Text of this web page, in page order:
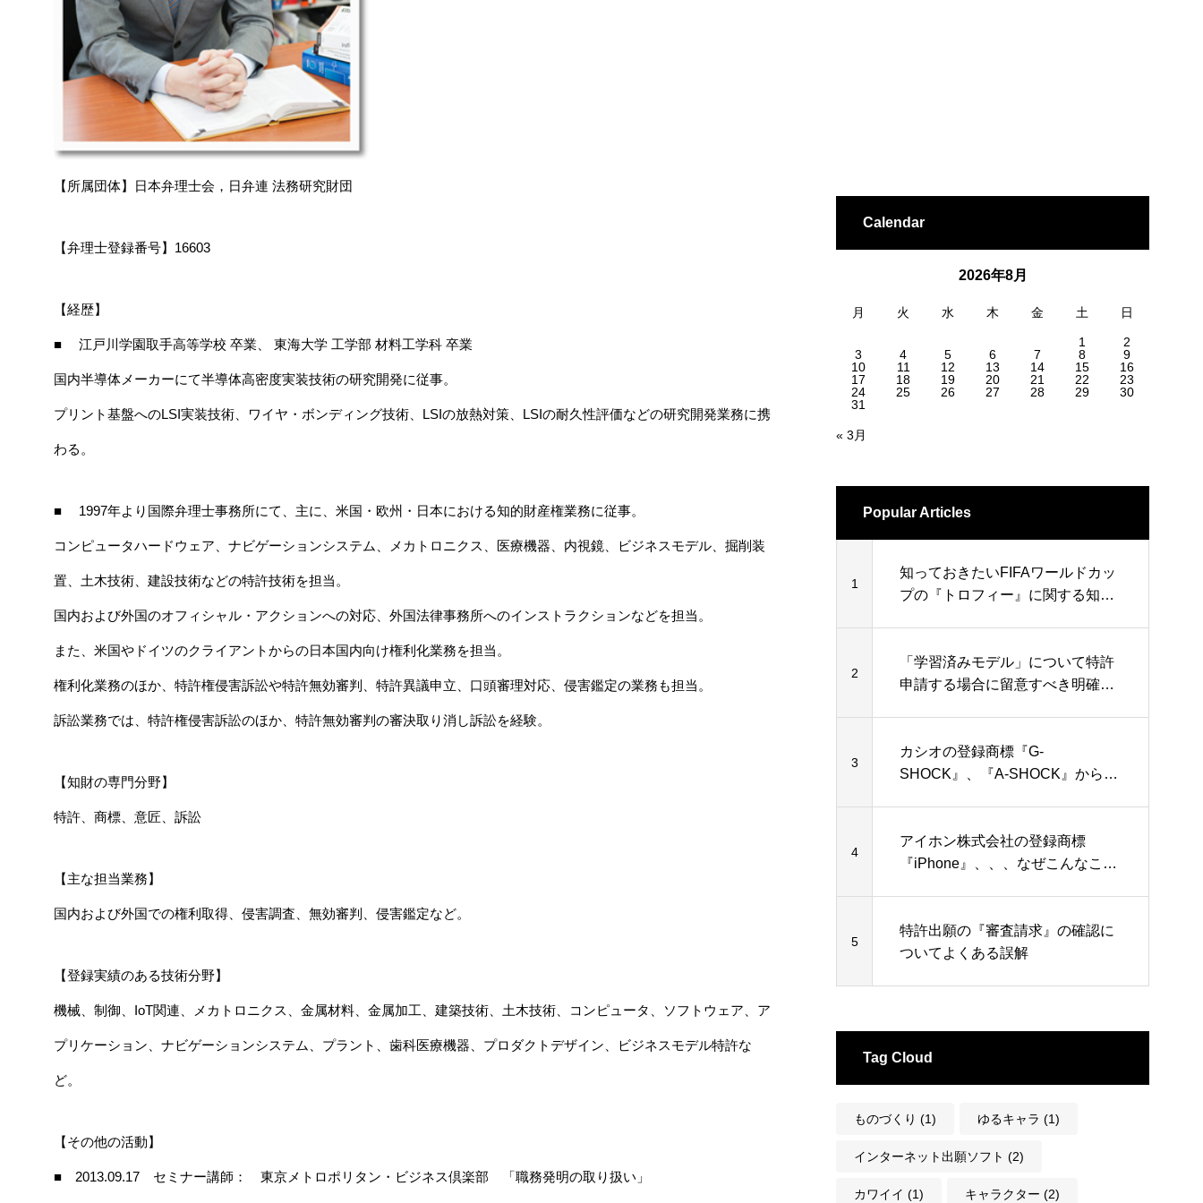
【所属団体】日本弁理士会，日弁連 法務研究財団
【弁理士登録番号】16603
【経歴】
■ 江戸川学園取手高等学校 卒業、 東海大学 工学部 材料工学科 卒業
国内半導体メーカーにて半導体高密度実装技術の研究開発に従事。
プリント基盤へのLSI実装技術、ワイヤ・ボンディング技術、LSIの放熱対策、LSIの耐久性評価などの研究開発業務に携
わる。
■ 1997年より国際弁理士事務所にて、主に、米国・欧州・日本における知的財産権業務に従事。
コンピュータハードウェア、ナビゲーションシステム、メカトロニクス、医療機器、内視鏡、ビジネスモデル、掘削装
置、土木技術、建設技術などの特許技術を担当。
国内および外国のオフィシャル・アクションへの対応、外国法律事務所へのインストラクションなどを担当。
また、米国やドイツのクライアントからの日本国内向け権利化業務を担当。
権利化業務のほか、特許権侵害訴訟や特許無効審判、特許異議申立、口頭審理対応、侵害鑑定の業務も担当。
訴訟業務では、特許権侵害訴訟のほか、特許無効審判の審決取り消し訴訟を経験。
【知財の専門分野】
特許、商標、意匠、訴訟
【主な担当業務】
国内および外国での権利取得、侵害調査、無効審判、侵害鑑定など。
【登録実績のある技術分野】
機械、制御、IoT関連、メカトロニクス、金属材料、金属加工、建築技術、土木技術、コンピュータ、ソフトウェア、ア
プリケーション、ナビゲーションシステム、プラント、歯科医療機器、プロダクトデザイン、ビジネスモデル特許な
ど。
【その他の活動】
■ 2013.09.17 セミナー講師： 東京メトロポリタン・ビジネス倶楽部 「職務発明の取り扱い」
Calendar
2026年8月
月 火 水 木 金 土 日
1
2
3
4 5 6 7 8
9
10
11 12 13 14 15
16
17
18 19 20 21 22
23
24
25 26 27 28 29
30
31
« 3月
Popular Articles
1
知っておきたいFIFAワールドカッ
プの『トロフィー』に関する知的
2
「学習済みモデル」について特許
申請する場合に留意すべき明確性
3
カシオの登録商標『G-
SHOCK』、『A-SHOCK』から
4
アイホン株式会社の登録商標
『iPhone』、、、なぜこんなこと
5
特許出願の『審査請求』の確認に
ついてよくある誤解
Tag Cloud
ものづくり (1) ゆるキャラ (1)
インターネット出願ソフト (2)
カワイイ (1) キャラクター (2)